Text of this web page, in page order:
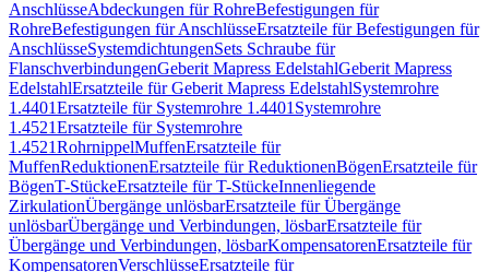
AnschlüsseAbdeckungen für RohreBefestigungen für
RohreBefestigungen für AnschlüsseErsatzteile für Befestigungen für
AnschlüsseSystemdichtungenSets Schraube für
FlanschverbindungenGeberit Mapress EdelstahlGeberit Mapress
EdelstahlErsatzteile für Geberit Mapress EdelstahlSystemrohre
1.4401Ersatzteile für Systemrohre 1.4401 Systemrohre
1.4521Ersatzteile für Systemrohre
1.4521RohrnippelMuffenErsatzteile für
MuffenReduktionenErsatzteile für ReduktionenBögenErsatzteile für
BögenT-StückeErsatzteile für T-StückeInnenliegende
ZirkulationÜbergänge unlösbarErsatzteile für Übergänge
unlösbarÜbergänge und Verbindungen, lösbarErsatzteile für
Übergänge und Verbindungen, lösbarKompensatorenErsatzteile für
KompensatorenVerschlüsseErsatzteile für